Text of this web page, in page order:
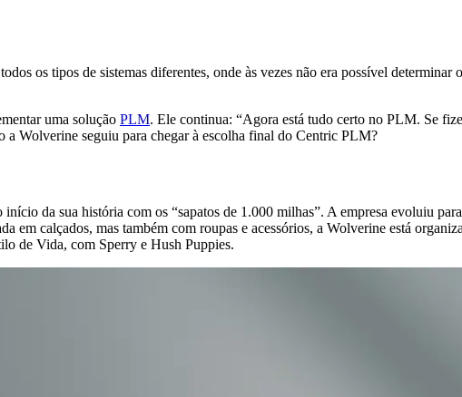
os tipos de sistemas diferentes, onde às vezes não era possível determinar
uma solução PLM. Ele continua: “Agora está tudo certo no PLM. Se
a Wolverine seguiu para chegar à escolha final do Centric PLM?
da sua história com os “sapatos de 1.000 milhas”. A empresa evoluiu
calçados, mas também com roupas e acessórios, a Wolverine está
de Vida, com Sperry e Hush Puppies.